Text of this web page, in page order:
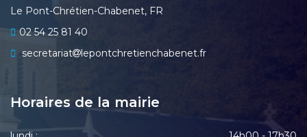
Le Pont-Chrétien-Chabenet, FR
02 54 25 81 40
secretariat
lepontchretienchabenet.fr
Horaires de la mairie